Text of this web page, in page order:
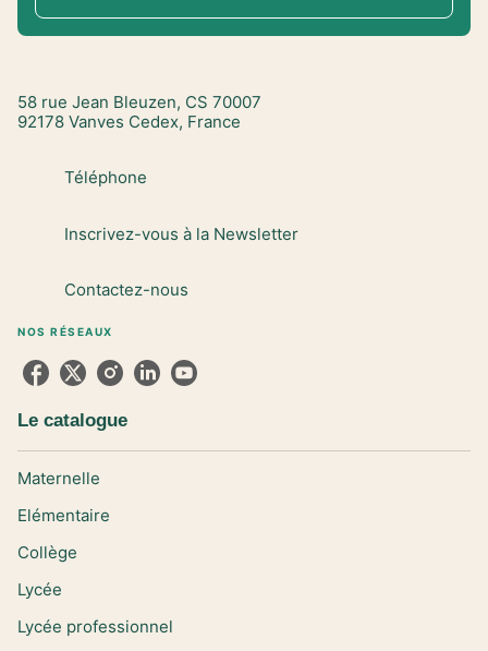
58 rue Jean Bleuzen, CS 70007
92178 Vanves Cedex, France
Téléphone
Inscrivez-vous à la Newsletter
Contactez-nous
NOS RÉSEAUX
Le catalogue
Maternelle
Elémentaire
Collège
Lycée
Lycée professionnel